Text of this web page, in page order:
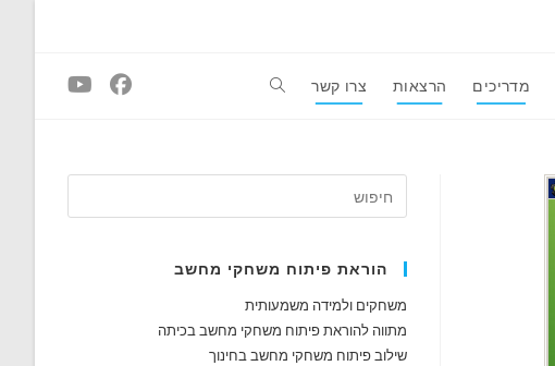
מדריכים הרצאות צרו קשר Toggle
search
הוראת פיתוח משחקי מחשב
משחקים ולמידה משמעותית
מתווה להוראת פיתוח משחקי מחשב בכיתה
שילוב פיתוח משחקי מחשב בחינוך